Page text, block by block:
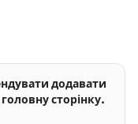
додавати
сторінку.